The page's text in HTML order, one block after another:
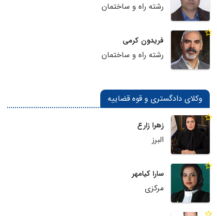
رشته راه و ساختمان
فریدون کرمی
رشته راه و ساختمان
وکلای دادگستری و قوه قضاییه
زهرا زارع
البرز
سارا کیامهر
مرکزی